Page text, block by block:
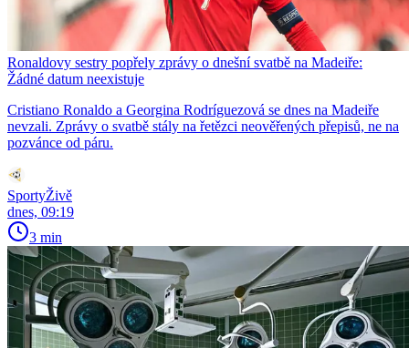
Ronaldovy sestry popřely zprávy o dnešní svatbě na Madeiře:
Žádné datum neexistuje
Cristiano Ronaldo a Georgina Rodríguezová se dnes na Madeiře
nevzali. Zprávy o svatbě stály na řetězci neověřených přepisů, ne na
pozvánce od páru.
SportyŽivě
dnes, 09:19
3 min